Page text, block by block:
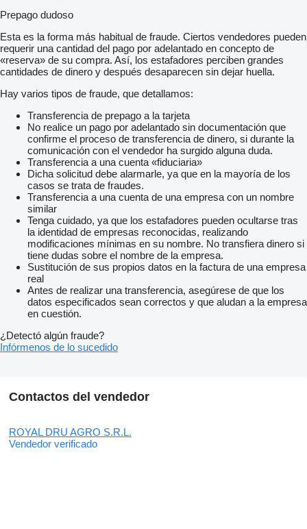
Prepago dudoso
Esta es la forma más habitual de fraude. Ciertos vendedores pueden
requerir una cantidad del pago por adelantado en concepto de
«reserva» de su compra. Así, los estafadores perciben grandes
cantidades de dinero y después desaparecen sin dejar huella.
Hay varios tipos de fraude, que detallamos:
Transferencia de prepago a la tarjeta
No realice un pago por adelantado sin documentación que
confirme el proceso de transferencia de dinero, si durante la
comunicación con el vendedor ha surgido alguna duda.
Transferencia a una cuenta «fiduciaria»
Dicha solicitud debe alarmarle, ya que en la mayoría de los
casos se trata de fraudes.
Transferencia a una cuenta de una empresa con un nombre
similar
Tenga cuidado, ya que los estafadores pueden ocultarse tras
la identidad de empresas reconocidas, realizando
modificaciones mínimas en su nombre. No transfiera dinero si
tiene dudas sobre el nombre de la empresa.
Sustitución de sus propios datos en la factura de una empresa
real
Antes de realizar una transferencia, asegúrese de que los
datos especificados sean correctos y que aludan a la empresa
en cuestión.
¿Detectó algún fraude?
Infórmenos de lo sucedido
Contactos del vendedor
ROYAL DRU AGRO S.R.L.
Vendedor verificado